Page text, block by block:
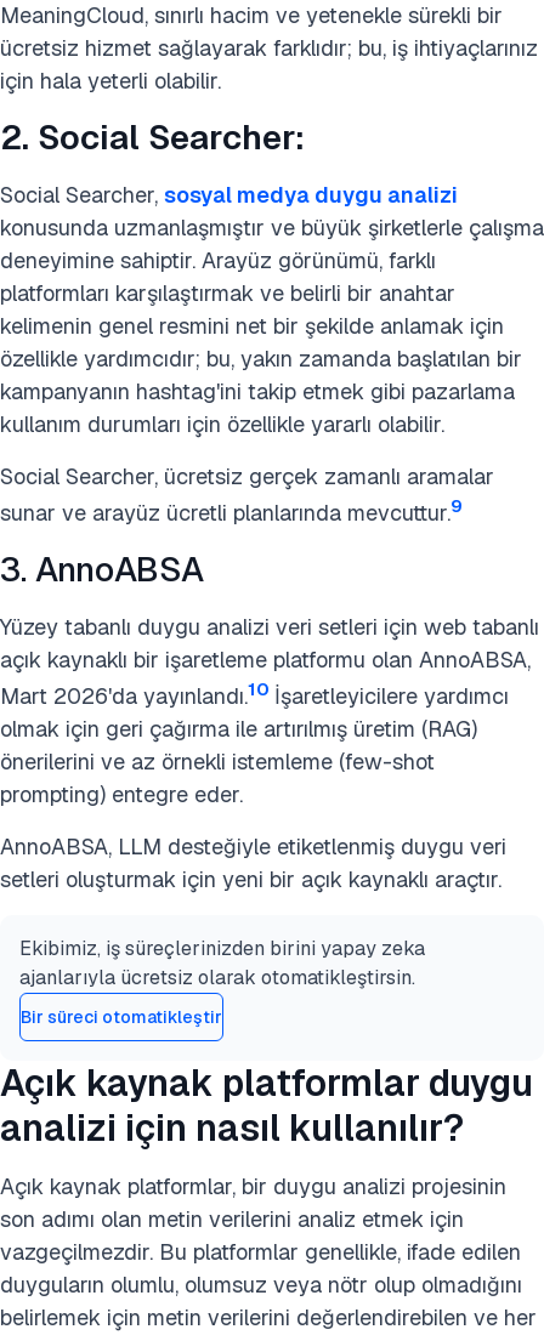
MeaningCloud, sınırlı hacim ve yetenekle sürekli bir
ücretsiz hizmet sağlayarak farklıdır; bu, iş ihtiyaçlarınız
için hala yeterli olabilir.
2. Social Searcher:
Social Searcher, sosyal medya duygu analizi
konusunda uzmanlaşmıştır ve büyük şirketlerle çalışma
deneyimine sahiptir. Arayüz görünümü, farklı
platformları karşılaştırmak ve belirli bir anahtar
kelimenin genel resmini net bir şekilde anlamak için
özellikle yardımcıdır; bu, yakın zamanda başlatılan bir
kampanyanın hashtag'ini takip etmek gibi pazarlama
kullanım durumları için özellikle yararlı olabilir.
Social Searcher, ücretsiz gerçek zamanlı aramalar
sunar ve arayüz ücretli planlarında mevcuttur.9
3. AnnoABSA
Yüzey tabanlı duygu analizi veri setleri için web tabanlı
açık kaynaklı bir işaretleme platformu olan AnnoABSA,
Mart 2026'da yayınlandı.10 İşaretleyicilere yardımcı
olmak için geri çağırma ile artırılmış üretim (RAG)
önerilerini ve az örnekli istemleme (few-shot
prompting) entegre eder.
AnnoABSA, LLM desteğiyle etiketlenmiş duygu veri
setleri oluşturmak için yeni bir açık kaynaklı araçtır.
Ekibimiz, iş süreçlerinizden birini yapay zeka
ajanlarıyla ücretsiz olarak otomatikleştirsin.
Bir süreci otomatikleştir
Açık kaynak platformlar duygu
analizi için nasıl kullanılır?
Açık kaynak platformlar, bir duygu analizi projesinin
son adımı olan metin verilerini analiz etmek için
vazgeçilmezdir. Bu platformlar genellikle, ifade edilen
duyguların olumlu, olumsuz veya nötr olup olmadığını
belirlemek için metin verilerini değerlendirebilen ve her